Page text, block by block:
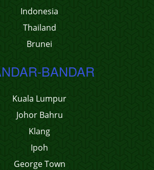
Indonesia
Thailand
Brunei
BANDAR
Kuala Lumpur
Johor Bahru
Klang
Ipoh
George Town